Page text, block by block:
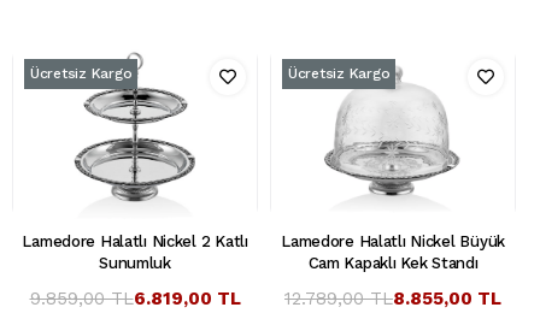
Lamedore Halatlı Nickel 2 Katlı
Sunumluk
6.819,00 TL
9.859,00 TL
Ücretsiz Kargo
Lamedore Halatlı Nickel Büyük
Cam Kapaklı Kek Standı
8.855,00 TL
12.789,00 TL
Ücretsiz Kargo